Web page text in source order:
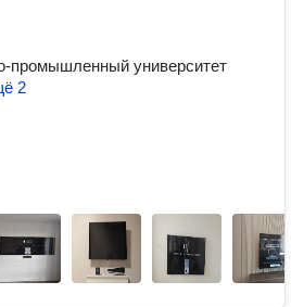
промышленный университет
2